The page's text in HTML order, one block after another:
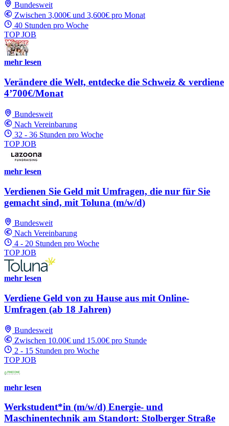
Bundesweit
Zwischen 3,000€ und 3,600€ pro Monat
40 Stunden pro Woche
TOP JOB
mehr lesen
Verändere die Welt, entdecke die Schweiz & verdiene
4’700€/Monat
Bundesweit
Nach Vereinbarung
32 - 36 Stunden pro Woche
TOP JOB
mehr lesen
Verdienen Sie Geld mit Umfragen, die nur für Sie
gemacht sind, mit Toluna (m/w/d)
Bundesweit
Nach Vereinbarung
4 - 20 Stunden pro Woche
TOP JOB
mehr lesen
Verdiene Geld von zu Hause aus mit Online-
Umfragen (ab 18 Jahren)
Bundesweit
Zwischen 10.00€ und 15.00€ pro Stunde
2 - 15 Stunden pro Woche
TOP JOB
mehr lesen
Werkstudent*in (m/w/d) Energie- und
Maschinentechnik am Standort: Stolberger Straße